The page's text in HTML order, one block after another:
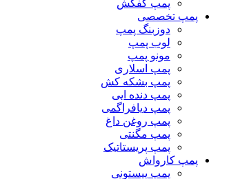
پمپ کفکش
پمپ تخصصی
دوزبنگ پمپ
لوب پمپ
مونو پمپ
پمپ اسلاری
پمپ بشکه کش
پمپ دنده ایی
پمپ دیافراگمی
پمپ روغن داغ
پمپ مگنتی
پمپ پریستاتیک
پمپ کارواش
پمپ پیستونی